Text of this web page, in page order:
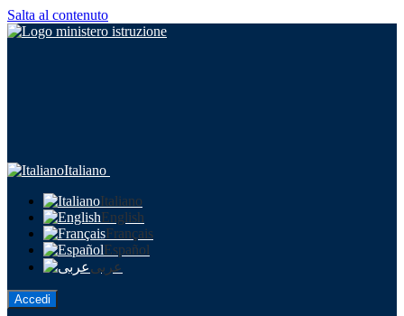
Salta al contenuto
Italiano
Italiano
English
Français
Español
عربى
Accedi